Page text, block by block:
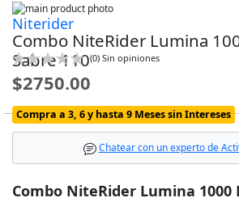
Skip
to
the
end
of
the
images
gallery
Skip
to
the
beginning
of
the
images
gallery
Niterider
Combo NiteRider Lumina
Sabre 110
Calificación:
0
100
(0) Sin opiniones
$2750.00
Compra a 3, 6 y hasta 9 Meses sin Intereses
Chatear con un experto de
Combo NiteRider Lumina 1000
Iscali
Magene
MET
Wahoo